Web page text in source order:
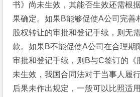
书》尚未生效，其能否生效还需根
果确定。如果B能够促使A公司完善
股权转让的审批和登记手续，则无
款。如果B不能促使A公司在合理期
审批和登记手续，则B与C签订的《
未生效，我国合同法对于当事人履
后果未作出规定，一般可以比照适